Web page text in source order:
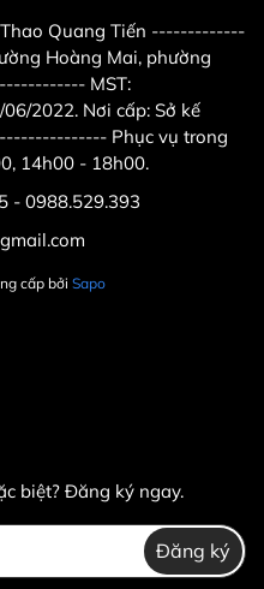
hình như: luyện tập
chèo thuyền.
chọn tùy chỉnh giúp
nên thú vị mà
lăn bánh xe giúp tập
hơn.
gàng với kích thước
214 cm nên không
Thao Quang Tiến -------------
Hoàng Mai, phường
MST:
2022. Nơi cấp: Sở kế
Phục vụ trong
14h00 - 18h00.
- 0988.529.393
cấp bởi Sapo
biệt? Đăng ký ngay.
Đăng ký